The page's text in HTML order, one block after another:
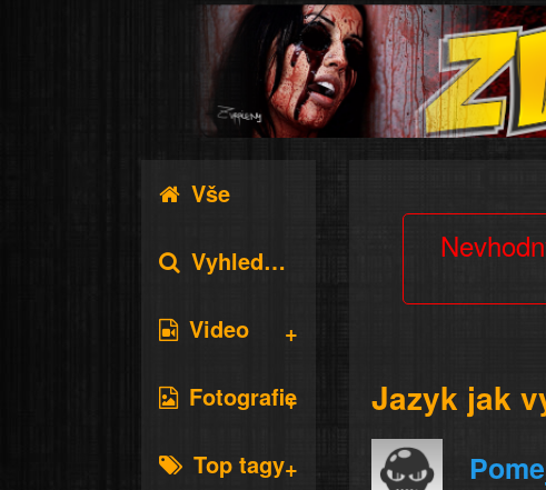
Vše
Vyhledávání
Video
Fotografie
Top tagy
Jazyk jak